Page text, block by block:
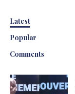
Latest
Popular
Comments